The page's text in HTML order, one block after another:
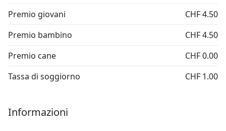
Premio giovani
CHF 4.50
Premio bambino
CHF 4.50
Premio cane
CHF 0.00
Tassa di soggiorno
CHF 1.00
Informazioni